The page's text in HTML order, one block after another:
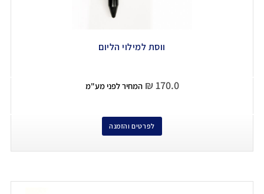
ווסת למילוי הליום
₪ 170.0 המחיר לפני מע"מ
לפרטים והזמנה